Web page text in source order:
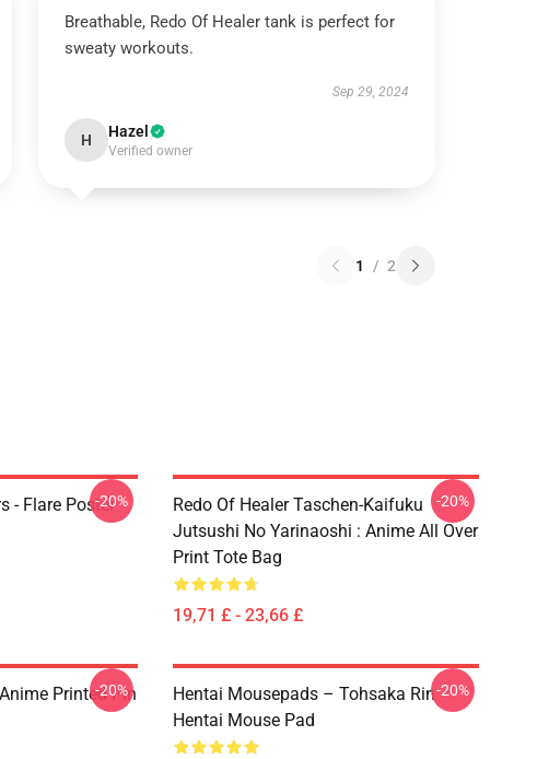
Breathable, Redo Of Healer tank is perfect for
sweaty workouts.
Sep 29, 2024
H Hazel
Verified owner
1 / 2
- Flare Poster
-20%
Redo Of Healer Taschen-Kaifuku
Jutsushi No Yarinaoshi : Anime All Over
Print Tote Bag
19,71 £ - 23,66 £
-20%
Printed Pin
-20%
Hentai Mousepads – Tohsaka Rin
Hentai Mouse Pad
-20%